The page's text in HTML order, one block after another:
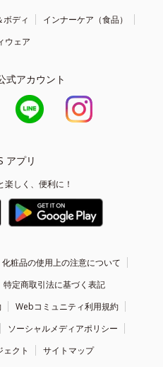
ボディ
インナーケア（食品）
ウェア
式アカウント
アプリ
楽しく、便利に！
化粧品の使用上の注意について
特定商取引法に基づく表記
Webコミュニティ利用規約
ソーシャルメディアポリシー
クト
サイトマップ